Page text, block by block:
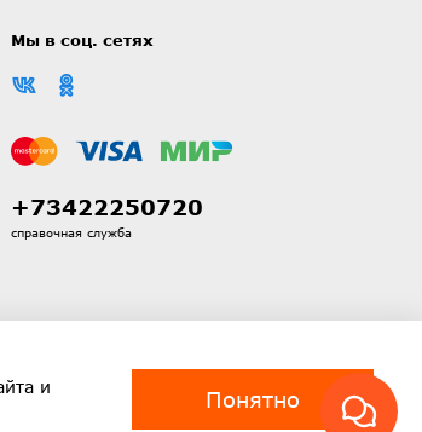
Мы в соц. сетях
+73422250720
справочная служба
и
Понятно